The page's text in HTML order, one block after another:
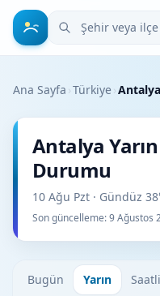
Şehir veya ilçe ara
Ana Sayfa ›Türkiye›
Antalya
Durumu
10 Ağu Pzt · Gündüz
Son güncelleme:9 Ağustos
Bugün Yarın